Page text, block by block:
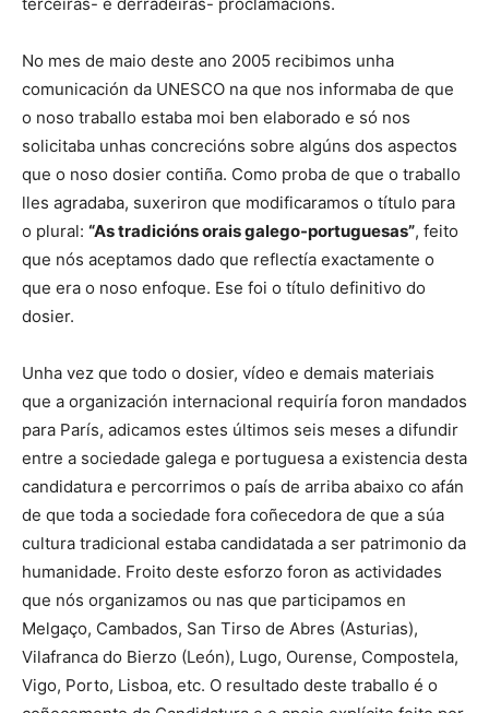
No mes de maio deste ano 2005 recibimos unha
comunicación da UNESCO na que nos informaba de que
o noso traballo estaba moi ben elaborado e só nos
solicitaba unhas concrecións sobre algúns dos aspectos
que o noso dosier contiña. Como proba de que o traballo
lles agradaba, suxeriron que modificaramos o título para
o plural: “As tradicións orais galego-portuguesas”, feito
que nós aceptamos dado que reflectía exactamente o
que era o noso enfoque. Ese foi o título definitivo do
dosier.
Unha vez que todo o dosier, vídeo e demais materiais
que a organización internacional requiría foron mandados
para París, adicamos estes últimos seis meses a difundir
entre a sociedade galega e portuguesa a existencia desta
candidatura e percorrimos o país de arriba abaixo co afán
de que toda a sociedade fora coñecedora de que a súa
cultura tradicional estaba candidatada a ser patrimonio da
humanidade. Froito deste esforzo foron as actividades
que nós organizamos ou nas que participamos en
Melgaço, Cambados, San Tirso de Abres (Asturias),
Vilafranca do Bierzo (León), Lugo, Ourense, Compostela,
Vigo, Porto, Lisboa, etc. O resultado deste traballo é o